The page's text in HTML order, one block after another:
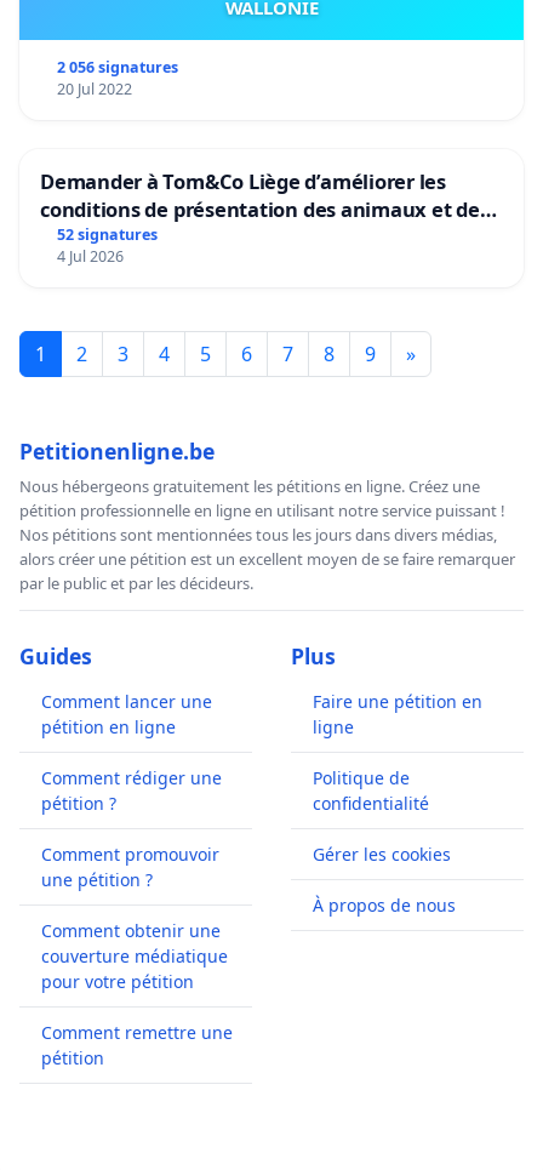
WALLONIE
2 056 signatures
20 Jul 2022
Demander à Tom&Co Liège d’améliorer les
conditions de présentation des animaux et de
mettre fin à la vente d’animaux en magasin
52 signatures
4 Jul 2026
1 2 3 4 5 6 7 8 9 »
Petitionenligne.be
Nous hébergeons gratuitement les pétitions en ligne. Créez une
pétition professionnelle en ligne en utilisant notre service puissant !
Nos pétitions sont mentionnées tous les jours dans divers médias,
alors créer une pétition est un excellent moyen de se faire remarquer
par le public et par les décideurs.
Guides
Comment lancer une
pétition en ligne
Comment rédiger une
pétition ?
Comment promouvoir
une pétition ?
Comment obtenir une
couverture médiatique
pour votre pétition
Comment remettre une
pétition
Plus
Faire une pétition en
ligne
Politique de
confidentialité
Gérer les cookies
À propos de nous